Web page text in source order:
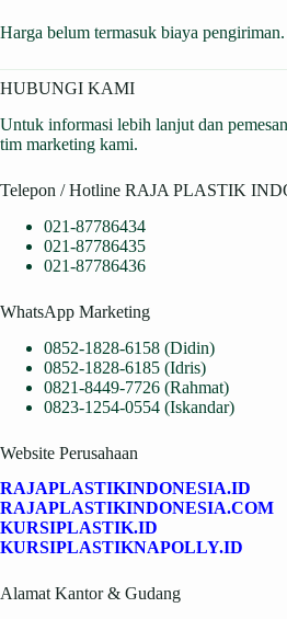
Harga belum termasuk biaya pengiriman.
HUBUNGI KAMI
Untuk informasi lebih lanjut dan
tim marketing kami.
Telepon / Hotline RAJA PLASTIK
021-87786434
021-87786435
021-87786436
WhatsApp Marketing
0852-1828-6158 (Didin)
0852-1828-6185 (Idris)
0821-8449-7726 (Rahmat)
0823-1254-0554 (Iskandar)
Website Perusahaan
RAJAPLASTIKINDONESIA.ID
RAJAPLASTIKINDONESIA.COM
KURSIPLASTIK.ID
KURSIPLASTIKNAPOLLY.ID
Alamat Kantor & Gudang